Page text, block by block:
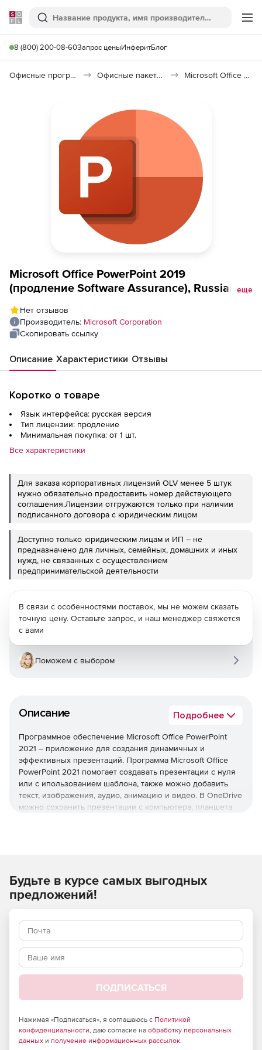
Softline
Поиск
8 (800) 200-08-60Запрос ценыИнферитБлог
Офисные программы Офисные пакеты Microsoft Office Microsoft Office PowerPoint 2021
Microsoft Office PowerPoint 2019
(продление Software Assurance), Russian
еще
Нет отзывов
Производитель: Microsoft Corporation
Скопировать ссылку
Описание Характеристики Отзывы
Коротко о товаре
Язык интерфейса: русская версия
Тип лицензии: продление
Минимальная покупка: от 1 шт.
Все характеристики
Для заказа корпоративных лицензий OLV менее 5 штук
нужно обязательно предоставить номер действующего
соглашения.Лицензии отгружаются только при наличии
подписанного договора с юридическим лицом
Доступно только юридическим лицам и ИП – не
предназначено для личных, семейных, домашних и иных
нужд, не связанных с осуществлением
предпринимательской деятельности
Описание Подробнее
Программное обеспечение Microsoft Office PowerPoint
2021 – приложение для создания динамичных и
эффективных презентаций. Программа Microsoft Office
PowerPoint 2021 помогает создавать презентации с нуля
или с ипользованием шаблона, также можно добавить
текст, изображения, аудио, анимацию и видео. В OneDrive
можно сохранить презентации с компьютера, планшета
2021
Визуальные эффекты
Переход Morph помогает делать плавные анимации на
слайдах.
Чтобы сделать презентацию более динамичной и
позволить настраивать навигацию внутри нее, можно
использовать Zoom for PowerPoint.
Можно выбрать различные цвета выделения, чтобы
подчеркнуть некоторые части текста в презентациях.
В связи с особенностями поставок, мы не можем сказать
точную цену. Оставьте запрос, и наш менеджер свяжется
с вами
Поможем с выбором
Будьте в курсе самых выгодных
предложений!
ПОДПИСАТЬСЯ
Нажимая «Подписаться», я соглашаюсь с Политикой
конфиденциальности, даю согласие на обработку персональных
данных и получение информационных рассылок.